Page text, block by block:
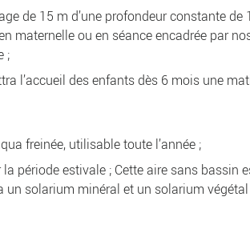
de 15 m d’une profondeur constante
maternelle ou en séance encadrée par
;
l’accueil des enfants dès 6 mois une
freinée, utilisable toute l’année ;
période estivale ; Cette aire sans bassin
un solarium minéral et un solarium végétal